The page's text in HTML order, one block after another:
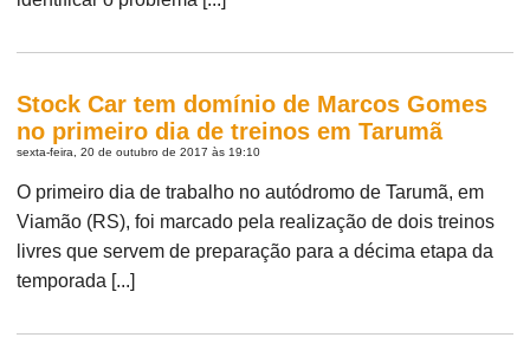
Stock Car tem domínio de Marcos Gomes
no primeiro dia de treinos em Tarumã
sexta-feira, 20 de outubro de 2017 às 19:10
O primeiro dia de trabalho no autódromo de Tarumã, em
Viamão (RS), foi marcado pela realização de dois treinos
livres que servem de preparação para a décima etapa da
temporada [...]